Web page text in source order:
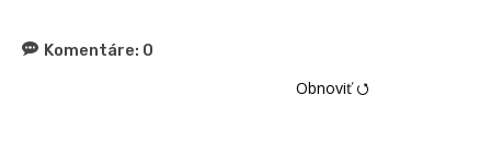
Komentáre: 0
Obnoviť ⭯